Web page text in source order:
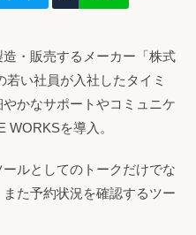
・販売するメーカー「株式
い社員が入社したタイミ
かなサポートやコミュニケ
WORKSを導入。
ルとしてのトークだけでな
た予約状況を確認するツー